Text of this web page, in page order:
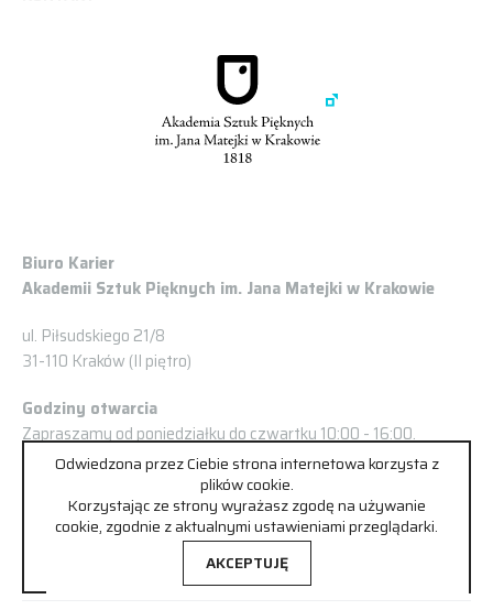
Biuro Karier
Akademii Sztuk Pięknych im. Jana Matejki w Krakowie
ul. Piłsudskiego 21/8
31-110 Kraków (II piętro)
Godziny otwarcia
Zapraszamy od poniedziałku do czwartku 10:00 - 16:00.
Prosimy o wcześniejsze umówienie spotkania:
Tel/fax.: +48 504 929 074
kariery@asp.krakow.pl
Odwiedzona przez Ciebie strona internetowa korzysta z
plików cookie.
Korzystając ze strony wyrażasz zgodę na używanie
cookie, zgodnie z aktualnymi ustawieniami przeglądarki.
AKCEPTUJĘ